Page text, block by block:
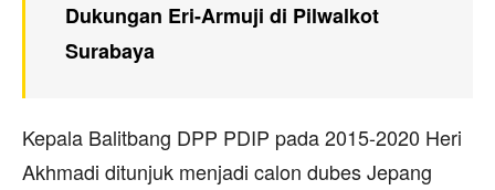
Dukungan Eri-Armuji di Pilwalkot
Surabaya
Kepala Balitbang DPP PDIP pada 2015-2020 Heri
Akhmadi ditunjuk menjadi calon dubes Jepang